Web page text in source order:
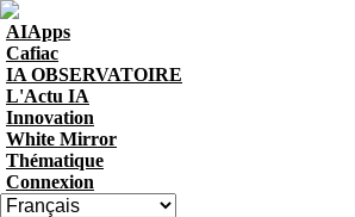
Skip to navigation
Aller au contenu principal
AIApps
Cafiac
IA OBSERVATOIRE
L'Actu IA
Innovation
White Mirror
Thématique
Connexion